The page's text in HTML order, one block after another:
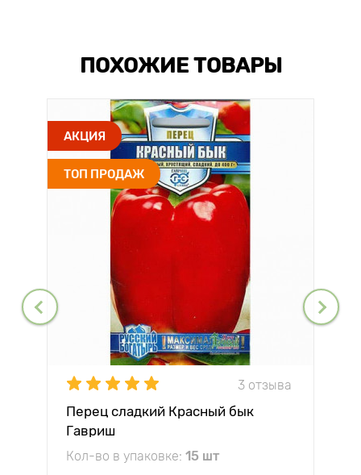
ПОХОЖИЕ ТОВАРЫ
АКЦИЯ
ТОП ПРОДАЖ
3 отзыва
Перец сладкий Красный бык
Гавриш
Кол-во в упаковке: 15 шт